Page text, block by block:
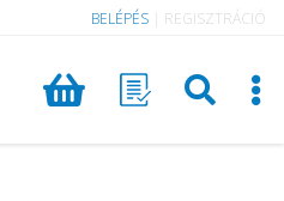
BELÉPÉS REGISZTRÁCIÓ